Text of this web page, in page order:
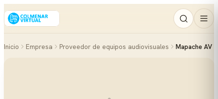
Inicio Empresa Proveedor de equipos audiovisuales Mapache AV